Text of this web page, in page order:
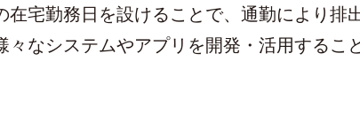
在宅勤務日を設けることで、通勤により排
々なシステムやアプリを開発・活用する